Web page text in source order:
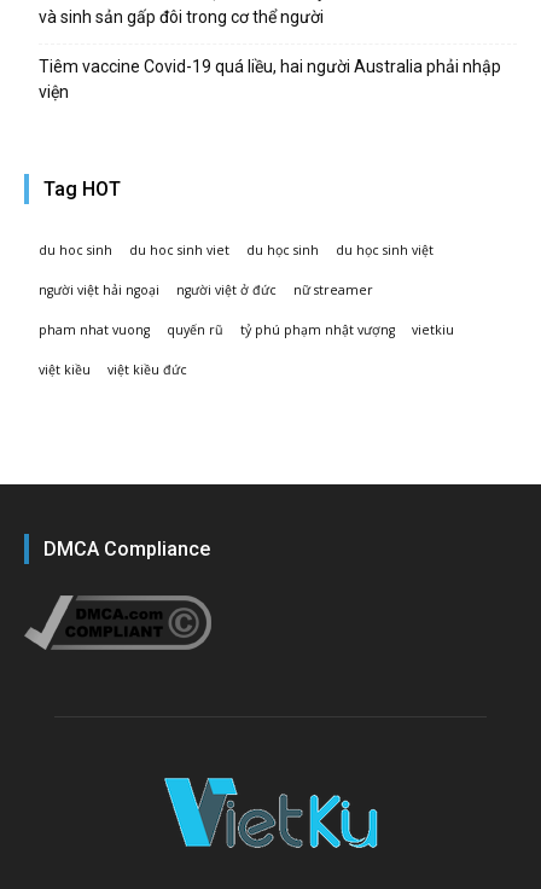
và sinh sản gấp đôi trong cơ thể người
Tiêm vaccine Covid-19 quá liều, hai người Australia phải nhập
viện
Tag HOT
du hoc sinh du hoc sinh viet du học sinh du học sinh việt
người việt hải ngoại người việt ở đức nữ streamer
pham nhat vuong quyến rũ tỷ phú phạm nhật vượng vietkiu
việt kiều việt kiều đức
DMCA Compliance